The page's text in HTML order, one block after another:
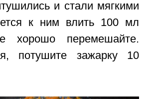
и стали мягкими
к ним влить 100 мл
хорошо перемешайте.
потушите зажарку 10